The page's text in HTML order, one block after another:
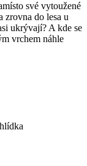
své vytoužené
zrovna do lesa u
ukrývají? A kde se
vrchem náhle